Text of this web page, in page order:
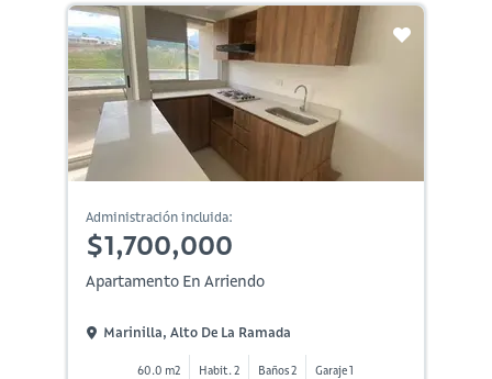
Administración incluida:
$1,700,000
Apartamento En Arriendo
Marinilla, Alto De La Ramada
60.0 m2 Habit. 2 Baños 2 Garaje 1